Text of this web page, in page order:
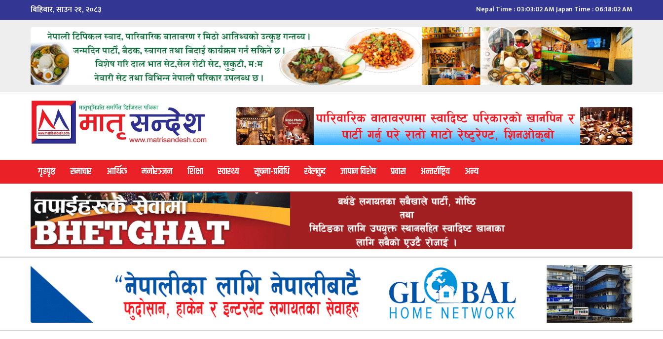
to
बिहिबार, साउन २१, २०८३ Nepal Time :03:03:03 AMJapan Time :06:18:03 AM
गृहपृष्ठ समाचार आर्थिक मनोरञ्जन शिक्षा स्वास्थ्य सूचना-प्रविधि खेलकुद जापान विशेष प्रवास अन्तर्राष्ट्रिय अन्य